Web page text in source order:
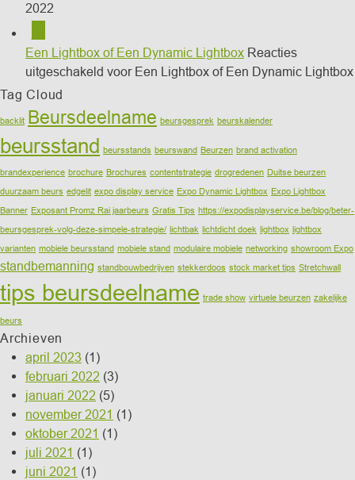
2022
Een Lightbox of Een Dynamic Lightbox Reacties
uitgeschakeld voor Een Lightbox of Een Dynamic Lightbox
Tag Cloud
backlit Beursdeelname beursgesprek beurskalender
beursstand beursstands beurswand Beurzen brand activation
brandexperience brochure Brochures contentstrategie drogredenen Duitse beurzen
duurzaam beurs edgelit expo display service Expo Dynamic Lightbox Expo Lightbox
Banner Exposant Promz Rai jaarbeurs Gratis Tips https://expodisplayservice.be/blog/beter-
beursgesprek-volg-deze-simpele-strategie/ lichtbak lichtdicht doek lightbox lightbox
varianten mobiele beursstand mobiele stand modulaire mobiele networking showroom Expo
standbemanning standbouwbedrijven stekkerdoos stock market tips Stretchwall
tips beursdeelname trade show virtuele beurzen zakelijke
beurs
Archieven
april 2023 (1)
februari 2022 (3)
januari 2022 (5)
november 2021 (1)
oktober 2021 (1)
juli 2021 (1)
juni 2021 (1)